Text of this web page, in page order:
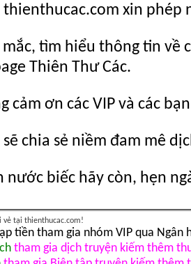
thienthucac.com xin
tìm hiểu thông tin về
Thiên Thư Các.
cảm ơn các VIP và các
sẽ chia sẻ niềm đam mê
nước biếc hãy còn, hẹn
vẻ tại thienthucac.com!
tiền tham gia nhóm VIP qua Ngân
tham gia dịch truyện kiếm thêm